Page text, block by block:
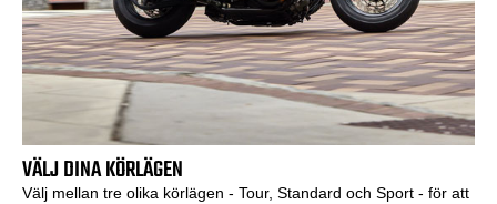
VÄLJ DINA KÖRLÄGEN
Välj mellan tre olika körlägen - Tour, Standard och Sport - för att